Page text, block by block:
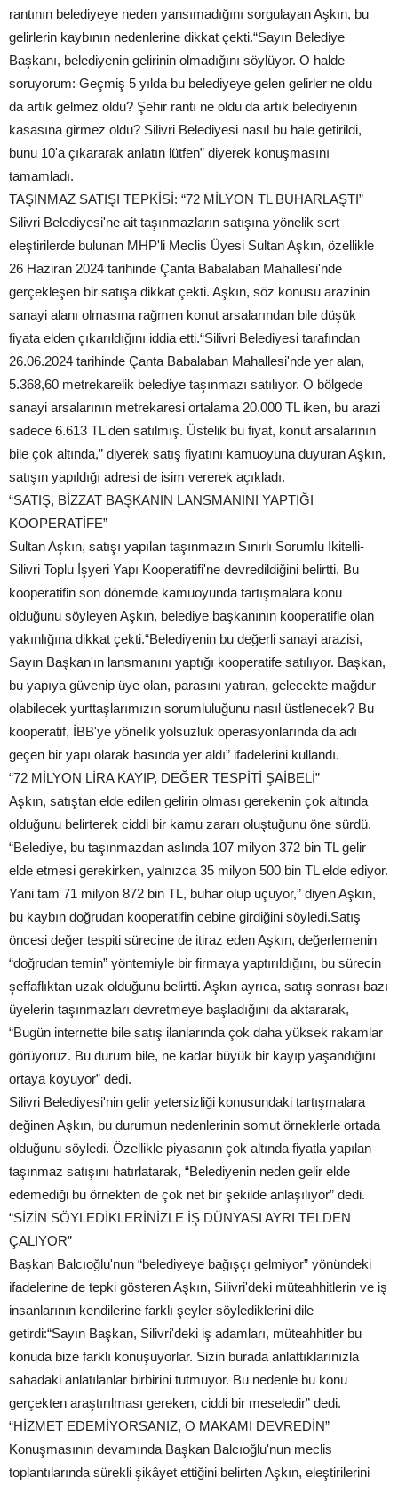
rantının belediyeye neden yansımadığını sorgulayan Aşkın, bu
gelirlerin kaybının nedenlerine dikkat çekti.“Sayın Belediye
Başkanı, belediyenin gelirinin olmadığını söylüyor. O halde
soruyorum: Geçmiş 5 yılda bu belediyeye gelen gelirler ne oldu
da artık gelmez oldu? Şehir rantı ne oldu da artık belediyenin
kasasına girmez oldu? Silivri Belediyesi nasıl bu hale getirildi,
bunu 10'a çıkararak anlatın lütfen” diyerek konuşmasını
tamamladı.
TAŞINMAZ SATIŞI TEPKİSİ: “72 MİLYON TL BUHARLAŞTI”
Silivri Belediyesi'ne ait taşınmazların satışına yönelik sert
eleştirilerde bulunan MHP'li Meclis Üyesi Sultan Aşkın, özellikle
26 Haziran 2024 tarihinde Çanta Babalaban Mahallesi'nde
gerçekleşen bir satışa dikkat çekti. Aşkın, söz konusu arazinin
sanayi alanı olmasına rağmen konut arsalarından bile düşük
fiyata elden çıkarıldığını iddia etti.“Silivri Belediyesi tarafından
26.06.2024 tarihinde Çanta Babalaban Mahallesi'nde yer alan,
5.368,60 metrekarelik belediye taşınmazı satılıyor. O bölgede
sanayi arsalarının metrekaresi ortalama 20.000 TL iken, bu arazi
sadece 6.613 TL'den satılmış. Üstelik bu fiyat, konut arsalarının
bile çok altında,” diyerek satış fiyatını kamuoyuna duyuran Aşkın,
satışın yapıldığı adresi de isim vererek açıkladı.
“SATIŞ, BİZZAT BAŞKANIN LANSMANINI YAPTIĞI
KOOPERATİFE”
Sultan Aşkın, satışı yapılan taşınmazın Sınırlı Sorumlu İkitelli-
Silivri Toplu İşyeri Yapı Kooperatifi'ne devredildiğini belirtti. Bu
kooperatifin son dönemde kamuoyunda tartışmalara konu
olduğunu söyleyen Aşkın, belediye başkanının kooperatifle olan
yakınlığına dikkat çekti.“Belediyenin bu değerli sanayi arazisi,
Sayın Başkan'ın lansmanını yaptığı kooperatife satılıyor. Başkan,
bu yapıya güvenip üye olan, parasını yatıran, gelecekte mağdur
olabilecek yurttaşlarımızın sorumluluğunu nasıl üstlenecek? Bu
kooperatif, İBB'ye yönelik yolsuzluk operasyonlarında da adı
geçen bir yapı olarak basında yer aldı” ifadelerini kullandı.
“72 MİLYON LİRA KAYIP, DEĞER TESPİTİ ŞAİBELİ”
Aşkın, satıştan elde edilen gelirin olması gerekenin çok altında
olduğunu belirterek ciddi bir kamu zararı oluştuğunu öne sürdü.
“Belediye, bu taşınmazdan aslında 107 milyon 372 bin TL gelir
elde etmesi gerekirken, yalnızca 35 milyon 500 bin TL elde ediyor.
Yani tam 71 milyon 872 bin TL, buhar olup uçuyor,” diyen Aşkın,
bu kaybın doğrudan kooperatifin cebine girdiğini söyledi.Satış
öncesi değer tespiti sürecine de itiraz eden Aşkın, değerlemenin
“doğrudan temin” yöntemiyle bir firmaya yaptırıldığını, bu sürecin
şeffaflıktan uzak olduğunu belirtti. Aşkın ayrıca, satış sonrası bazı
üyelerin taşınmazları devretmeye başladığını da aktararak,
“Bugün internette bile satış ilanlarında çok daha yüksek rakamlar
görüyoruz. Bu durum bile, ne kadar büyük bir kayıp yaşandığını
ortaya koyuyor” dedi.
Silivri Belediyesi'nin gelir yetersizliği konusundaki tartışmalara
değinen Aşkın, bu durumun nedenlerinin somut örneklerle ortada
olduğunu söyledi. Özellikle piyasanın çok altında fiyatla yapılan
taşınmaz satışını hatırlatarak, “Belediyenin neden gelir elde
edemediği bu örnekten de çok net bir şekilde anlaşılıyor” dedi.
“SİZİN SÖYLEDİKLERİNİZLE İŞ DÜNYASI AYRI TELDEN
ÇALIYOR”
Başkan Balcıoğlu'nun “belediyeye bağışçı gelmiyor” yönündeki
ifadelerine de tepki gösteren Aşkın, Silivri'deki müteahhitlerin ve iş
insanlarının kendilerine farklı şeyler söylediklerini dile
getirdi:“Sayın Başkan, Silivri'deki iş adamları, müteahhitler bu
konuda bize farklı konuşuyorlar. Sizin burada anlattıklarınızla
sahadaki anlatılanlar birbirini tutmuyor. Bu nedenle bu konu
gerçekten araştırılması gereken, ciddi bir meseledir” dedi.
“HİZMET EDEMİYORSANIZ, O MAKAMI DEVREDİN”
Konuşmasının devamında Başkan Balcıoğlu'nun meclis
toplantılarında sürekli şikâyet ettiğini belirten Aşkın, eleştirilerini